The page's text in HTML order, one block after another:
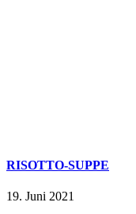
RISOTTO-SUPPE
19. Juni 2021